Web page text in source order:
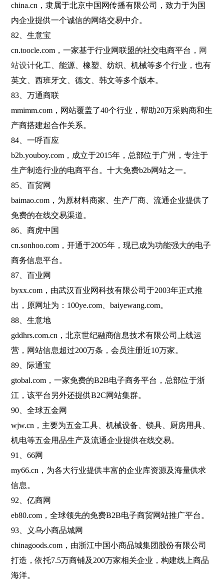
china.cn，隶属于北京中国网传播有限公司，致力于为国
内企业提供一个诚信的网络交易中介。
82、生意宝
cn.toocle.com，一家基于行业网联盟的社交电商平台， 网
站设计化工、能源、橡塑、纺织、机械等多个行业，也有
英文、西班牙文、德文、韩文等多个版本。
83、万通商联
mmimm.com，网站覆盖了40个行业，帮助20万采购商和生
产商搭建起合作关系。
84、一呼百应
b2b.youboy.com，成立于2015年，总部位于广州，专注于
生产制造行业的电商平台。十大免费b2b网站之一。
85、百贸网
baimao.com，为原材料商家、生产厂商、流通企业提供了
免费的在线交易渠道。
86、商虎中国
cn.sonhoo.com，开通于2005年，现已成为功能强大的电子
商务信息平台。
87、百业网
byxx.com，由武汉百业网科技有限公司于2003年正式推
出，原网址为：100ye.com、baiyewang.com。
88、生意地
gddhrs.com.cn，北京世纪融商信息技术有限公司上线运
营，网站信息超过200万条，会员注册近10万家。
89、际通宝
gtobal.com，一家免费的B2B电子商务平台，总部位于浙
江，该平台另外还提供B2C网站集群。
90、全球五金网
wjw.cn，主要为五金工具、机械设备、锁具、厨房用具、
机电等五金用品生产及流通企业提供在线交易。
91、66网
my66.cn，为各大行业提供丰富的企业库资源及海量供求
信息。
92、亿商网
eb80.com，全球领先的免费B2B电子商贸网站推广平台。
93、义乌小商品城网
chinagoods.com，由浙江中国小商品城集团股份有限公司
打造，依托7.5万商铺及200万家相关企业，构建线上商品
海洋。